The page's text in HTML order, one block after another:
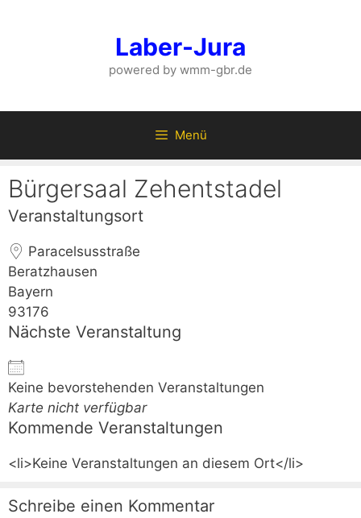
Laber-Jura
powered by wmm-gbr.de
Menü
Bürgersaal Zehentstadel
Veranstaltungsort
Paracelsusstraße
Beratzhausen
Bayern
93176
Nächste Veranstaltung
Keine bevorstehenden Veranstaltungen
Karte nicht verfügbar
Kommende Veranstaltungen
<li>Keine Veranstaltungen an diesem Ort</li>
Schreibe einen Kommentar